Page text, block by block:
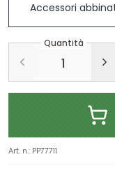
Accessori
Quantità
Art. n.: PP77711